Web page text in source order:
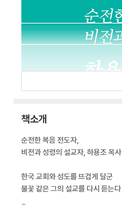
책소개
순전한 복음 전도자,
비전과 성령의 설교자, 하용조 목사
한국 교회와 성도를 뜨겁게 달군
불꽃 같은 그의 설교를 다시 듣는다